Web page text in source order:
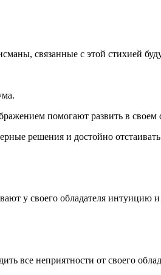
связанные с этой стихией
помогают развить в своем
решения и достойно
у своего обладателя интуицию и
все неприятности от своего